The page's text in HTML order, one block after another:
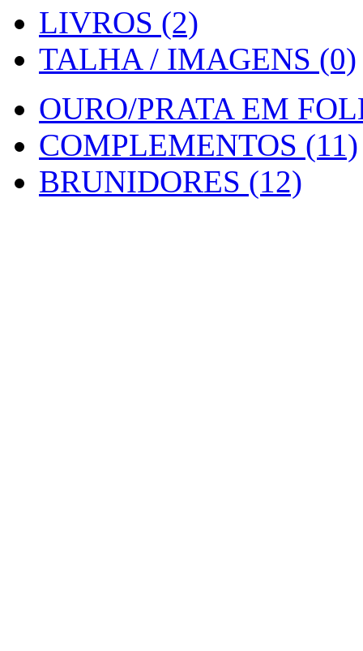
LIVROS (2)
TALHA / IMAGENS (0)
OURO/PRATA EM
COMPLEMENTOS (11)
BRUNIDORES (12)